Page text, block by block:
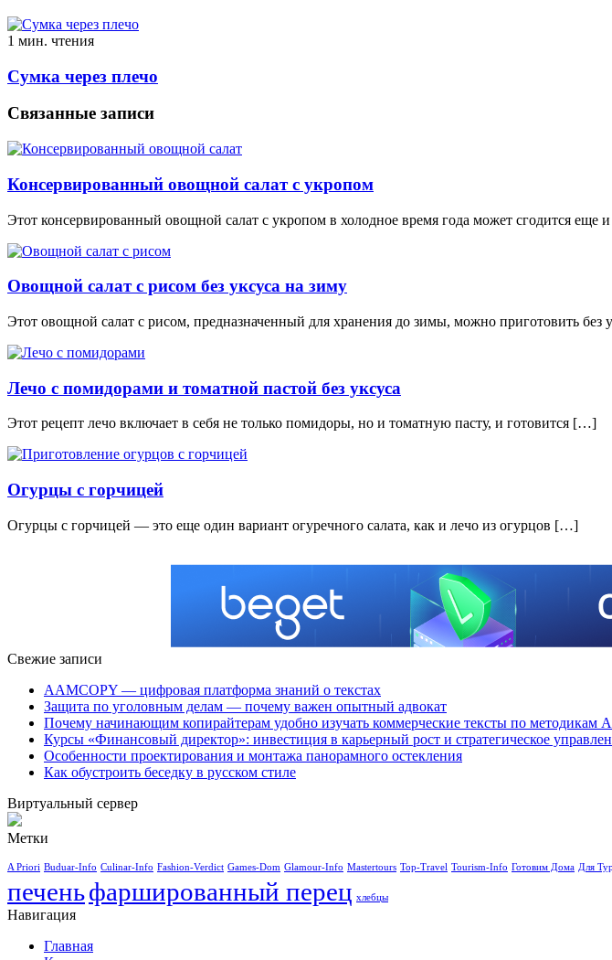
1 мин. чтения
Сумка через плечо
Связанные записи
Консервированный овощной салат с укропом
Этот консервированный овощной салат с укропом в холодное время года может сгодится еще
Овощной салат с рисом без уксуса на зиму
Этот овощной салат с рисом, предназначенный для хранения до зимы, можно приготовить без
Лечо с помидорами и томатной пастой без уксуса
Этот рецепт лечо включает в себя не только помидоры, но и томатную пасту, и готовится […]
Огурцы с горчицей
Огурцы с горчицей — это еще один вариант огуречного салата, как и лечо из огурцов […]
Свежие записи
AAMCOPY — цифровая платформа знаний о текстах
Защита по уголовным делам — почему важен опытный адвокат
Почему начинающим копирайтерам удобно изучать коммерческие тексты по методикам
Курсы «Финансовый директор»: инвестиция в карьерный рост и стратегическое
Особенности проектирования и монтажа панорамного остекления
Как обустроить беседку в русском стиле
Виртуальный сервер
Метки
A Priori Buduar-Info Culinar-Info Fashion-Verdict Games-Dom Glamour-Info Mastertours Top-Travel Tourism-Info Готовим Дома Для
печеньфаршированный перец хлебцы
Навигация
Главная